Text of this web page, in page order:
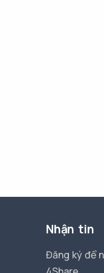
Nhận tin
Đăng ký để